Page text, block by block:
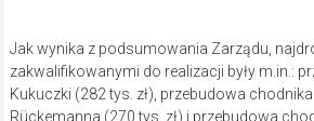
Jak wynika z podsumowania Zarządu,
zakwalifikowanymi do realizacji były m.in.:
Kukuczki (282 tys. zł), przebudowa
Rückemanna (270 tys. zł) i przebudowa